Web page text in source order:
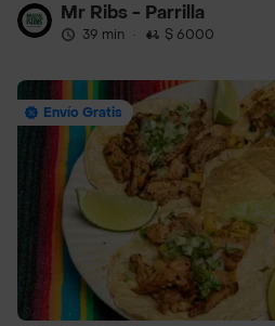
Mr Ribs - Parrilla
39 min · $ 6000
Envío Gratis